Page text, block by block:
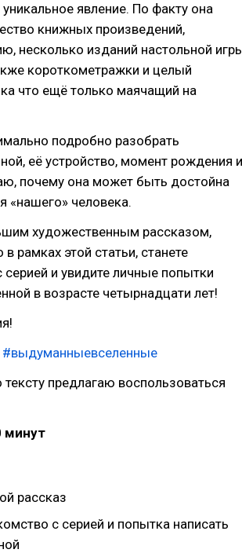
явление. По факту она
книжных произведений,
несколько изданий настольной
короткометражки и целый
что ещё только маячащий на
подробно разобрать
её устройство, момент рождения и
почему она может быть достойна
«нашего» человека.
художественным рассказом,
рамках этой статьи, станете
и увидите личные попытки
в возрасте четырнадцати лет!
#выдуманныевселенные
предлагаю воспользоваться
минут
рассказ
с серией и попытка написать